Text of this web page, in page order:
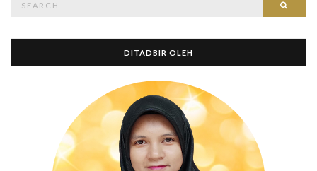
for:
DITADBIR OLEH